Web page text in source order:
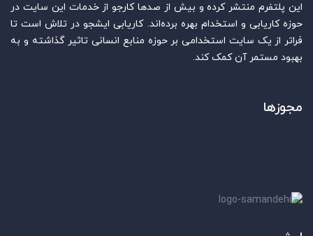
این پلتفرم منتشر کرده و بیش از صدها کارجو از خدمات این سایت در
حوزه کاریابی و استخدام بهره برده‌اند. کاریابی ایشجو در تلاش است تا
فراتر از یک سایت استخدامی بر حوزه منابع انسانی تاثیر گذاشته و به
بهبود مستمر آن کمک کند.
مجوزها